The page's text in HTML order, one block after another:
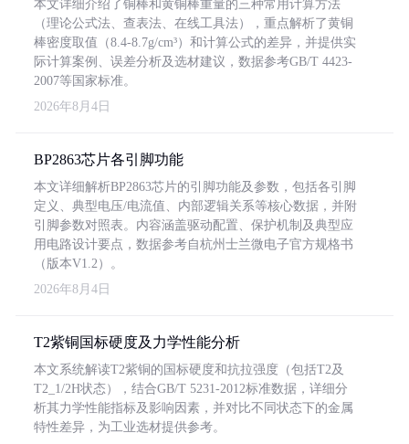
本文详细介绍了铜棒和黄铜棒重量的三种常用计算方法
（理论公式法、查表法、在线工具法），重点解析了黄铜
棒密度取值（8.4-8.7g/cm³）和计算公式的差异，并提供实
际计算案例、误差分析及选材建议，数据参考GB/T 4423-
2007等国家标准。
2026年8月4日
BP2863芯片各引脚功能
本文详细解析BP2863芯片的引脚功能及参数，包括各引脚
定义、典型电压/电流值、内部逻辑关系等核心数据，并附
引脚参数对照表。内容涵盖驱动配置、保护机制及典型应
用电路设计要点，数据参考自杭州士兰微电子官方规格书
（版本V1.2）。
2026年8月4日
T2紫铜国标硬度及力学性能分析
本文系统解读T2紫铜的国标硬度和抗拉强度（包括T2及
T2_1/2H状态），结合GB/T 5231-2012标准数据，详细分
析其力学性能指标及影响因素，并对比不同状态下的金属
特性差异，为工业选材提供参考。